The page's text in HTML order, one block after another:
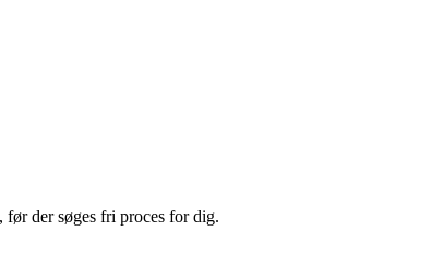
der søges fri proces for dig.